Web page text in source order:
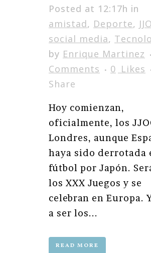
Posted at 12:17h in
amistad, Deporte,
social media,
by Enrique Martinez
Comments
0 Likes
Share
Hoy comienzan,
oficialmente, los
Londres, aunque
haya sido derrotada
fútbol por Japón.
los XXX Juegos y se
celebran en Europa.
a ser los...
READ MORE